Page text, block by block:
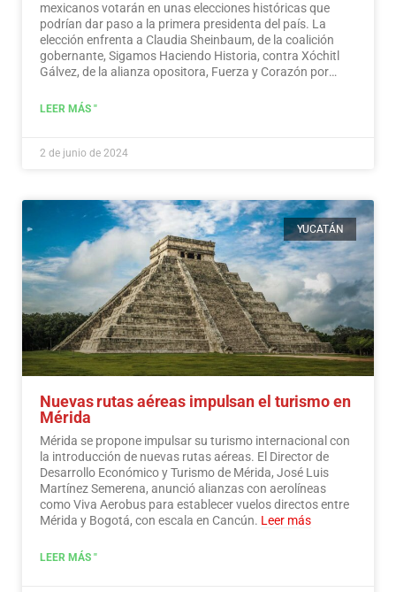
mexicanos votarán en unas elecciones históricas que
podrían dar paso a la primera presidenta del país. La
elección enfrenta a Claudia Sheinbaum, de la coalición
gobernante, Sigamos Haciendo Historia, contra Xóchitl
Gálvez, de la alianza opositora, Fuerza y Corazón por
Ciudadano, también en la contienda.
LEER MÁS "
2 de junio de 2024
YUCATÁN
Nuevas rutas aéreas impulsan el turismo en
Mérida
Mérida se propone impulsar su turismo internacional con
la introducción de nuevas rutas aéreas. El Director de
Desarrollo Económico y Turismo de Mérida, José Luis
Martínez Semerena, anunció alianzas con aerolíneas
como Viva Aerobus para establecer vuelos directos entre
Mérida y Bogotá, con escala en Cancún. Leer más
LEER MÁS "